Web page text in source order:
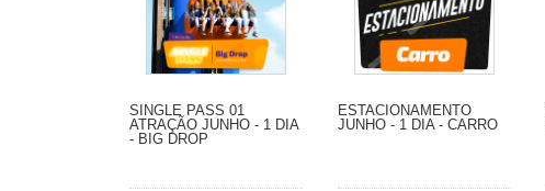
SINGLE PASS 01
ATRAÇÃO JUNHO - 1 DIA
- BIG DROP
ESTACIONAMENTO
JUNHO - 1 DIA - CARRO